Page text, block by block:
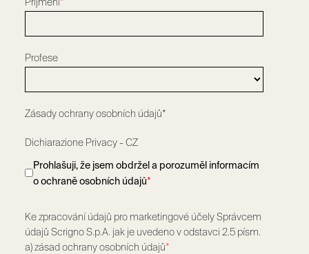
Profese
Zásady ochrany osobních údajů*
Dichiarazione Privacy - CZ
Prohlašuji, že jsem obdržel a porozuměl informacím
o ochraně osobních údajů*
Ke zpracování údajů pro marketingové účely Správcem
údajů Scrigno S.p.A. jak je uvedeno v odstavci 2.5 písm.
a) zásad ochrany osobních údajů*